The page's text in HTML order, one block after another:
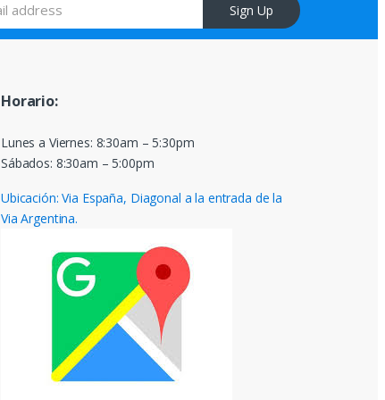
Sign Up
Horario:
Lunes a Viernes: 8:30am – 5:30pm
Sábados: 8:30am – 5:00pm
Ubicación: Via España, Diagonal a la entrada de la
Via Argentina.